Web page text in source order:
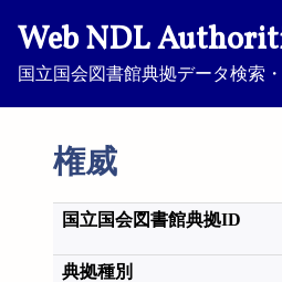
Web NDL
国立国会図書館典拠データ検索
権威
国立国会図書館典拠ID
典拠種別